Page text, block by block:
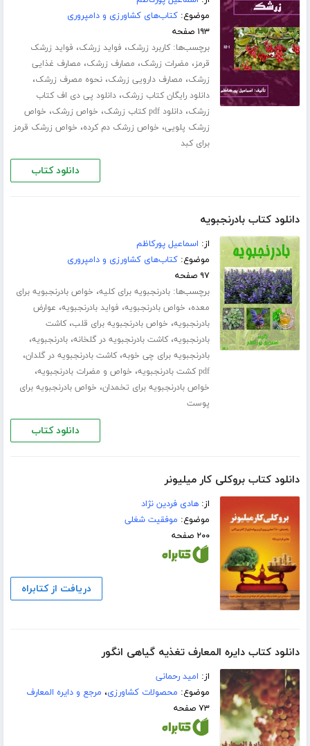
موضوع:کتاب‌های کشاورزی و دامپروری
۱۹۳ صفحه
برچسب‌ها:کاربرد زرشک، فواید زرشک، فواید زرشک
قرمز، مضرات زرشک، مصارف زرشک، مصارف غذایی
زرشک، مصارف دارویی زرشک،نحوه مصرف زرشک،
دانلود رایگان کتاب زرشک،دانلود پی دی اف کتاب
زرشک،دانلود pdf کتاب زرشک ، خواص زرشک، خواص
زرشک پلویی، خواص زرشک دم کرده، خواص زرشک قرمز
برای کبد
دانلود کتاب
دانلود کتاب بادرنجبویه
از: اسماعیل پورکاظم
موضوع:کتاب‌های کشاورزی و دامپروری
۹۷ صفحه
برچسب‌ها:بادرنجبویه برای کلیه، خواص بادرنجبویه برای
معده، خواص بادرنجبویه، فواید بادرنجبویه، عوارض
بادرنجبویه، خواص بادرنجبویه برای قلب،کاشت
بادرنجبویه،کاشت بادرنجبویه در گلخانه،بادرنجبویه،
بادرنجبویه برای چی خوبه،کاشت بادرنجبویه در گلدان،
pdf کشت بادرنجبویه ، خواص و مضرات بادرنجبویه،
خواص بادرنجبویه برای تخمدان، خواص بادرنجبویه برای
پوست
دانلود کتاب
دانلود کتاب بروکلی کار میلیونر
از:هادی فردین نژاد
موضوع: موفقیت شغلی
۲۰۰ صفحه
دریافت از کتابراه
دانلود کتاب دایره المعارف تغذیه گیاهی انگور
از: امید رحمانی
موضوع: محصولات کشاورزی، مرجع و دایره المعارف
۷۳ صفحه